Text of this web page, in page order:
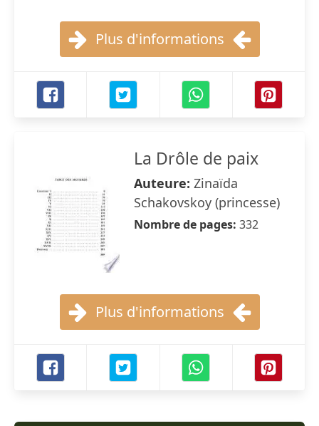
Plus d'informations
La Drôle de paix
Auteure: Zinaïda
Schakovskoy (princesse)
Nombre de pages: 332
Plus d'informations